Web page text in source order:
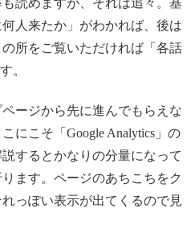
人来たか」がわかれば、後は
所をご覧いただければ「各話
。
ージから先に進んでもらえな
にこそ「Google Analytics」の
するとかなりの分量になって
ます。ページのあちこちをク
っぽい表示が出てくるので見